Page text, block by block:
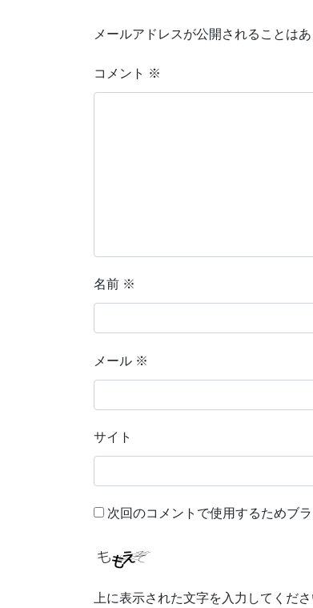
メールアドレスが公開されることはあ
コメント ※
名前 ※
メール ※
サイト
次回のコメントで使用するためブ
上に表示された文字を入力してくださ